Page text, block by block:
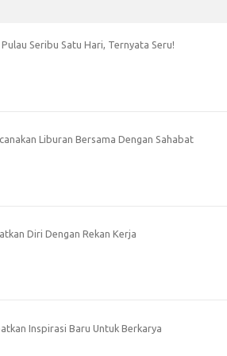
Seribu Satu Hari, Ternyata Seru!
Liburan Bersama Dengan Sahabat
Diri Dengan Rekan Kerja
Inspirasi Baru Untuk Berkarya